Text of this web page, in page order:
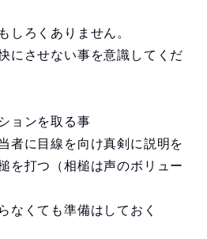
しろくありません。
にさせない事を意識してくだ
ョンを取る事
者に目線を向け真剣に説明を
を打つ（相槌は声のボリュー
なくても準備はしておく